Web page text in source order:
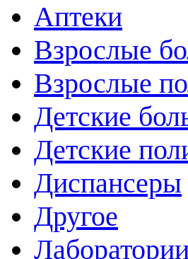
Аптеки
Взрослые
Взрослые
Детские
Детские
Диспансеры
Другое